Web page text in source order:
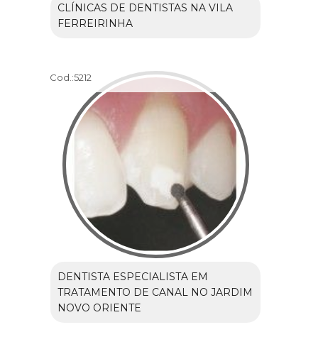
CLÍNICAS DE DENTISTAS NA VILA
FERREIRINHA
Cod.:5212
DENTISTA ESPECIALISTA EM
TRATAMENTO DE CANAL NO JARDIM
NOVO ORIENTE